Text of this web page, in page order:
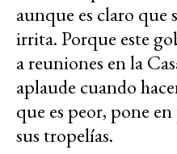
aunque es claro que
irrita. Porque este
a reuniones en la
aplaude cuando
que es peor, pone
sus tropelías.